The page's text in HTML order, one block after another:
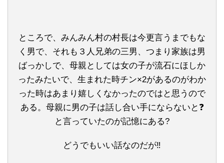
ところで、みんみん村の村長は今更言うまでもな
く男で、それも３人兄弟の三男、つまり家族は男
ばっかしで、母親としては女の子が流石にほしか
ったみたいで、生まれた時チン×2があるのがわか
った時はあまり嬉しくなかったのではと思うので
ある。母親に男の子は話し合い手にならないと❓
と言っていたのが記憶にある?
どうでもいい話なのだが‼